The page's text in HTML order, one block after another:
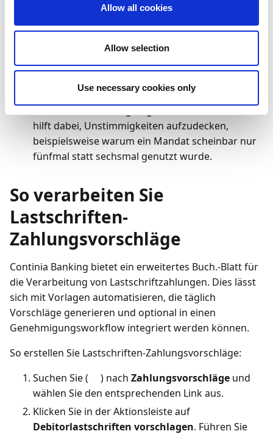
Allow all cookies
Allow selection
Use necessary cookies only
Lastschriftmandateund wählen Sie den
entsprechenden Link aus. Sie können dann die
Liste der verschiedenen Zahlungsregister
ein Lastschriftmandat verwendet, aber
hilft dabei, Unstimmigkeiten aufzudecken,
beispielsweise warum ein Mandat scheinbar nur
fünfmal statt sechsmal genutzt wurde.
So verarbeiten Sie
Lastschriften-
Zahlungsvorschläge
Continia Banking bietet ein erweitertes Buch.-Blatt für
die Verarbeitung von Lastschriftzahlungen. Dies lässt
sich mit Vorlagen automatisieren, die täglich
Vorschläge generieren und optional in einen
Genehmigungsworkflow integriert werden können.
So erstellen Sie Lastschriften-Zahlungsvorschläge:
Suchen Sie (
) nach Zahlungsvorschläge und
wählen Sie den entsprechenden Link aus.
Klicken Sie in der Aktionsleiste auf
Debitorlastschriften vorschlagen. Führen Sie